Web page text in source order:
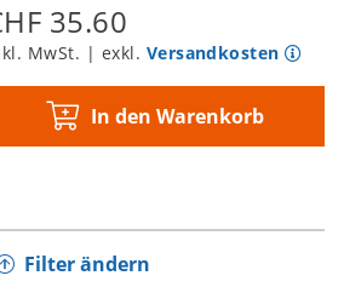
35.60
MwSt. | exkl. Versandkosten
In den Warenkorb
Filter ändern